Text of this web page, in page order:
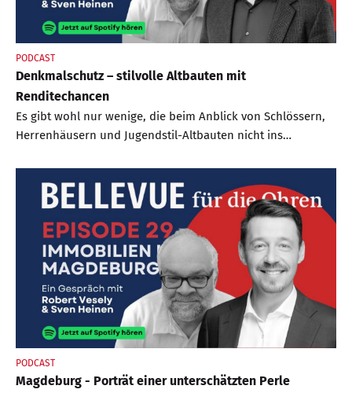
PODCAST
Denkmalschutz – stilvolle Altbauten mit
Renditechancen
Es gibt wohl nur wenige, die beim Anblick von Schlössern,
Herrenhäusern und Jugendstil-Altbauten nicht ins
sind mitunter auch kühle Rechner in Versuchung, denn ein
Denkmal kann nicht nur optisch, sondern auch steuerlich
attraktiv sein. Doch bei aller Emotion ist hier durchaus
Vorsicht geboten.
PODCAST
Magdeburg - Porträt einer unterschätzten Perle